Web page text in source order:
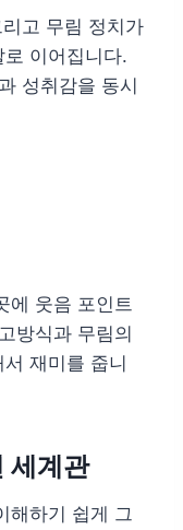
고 무림 정치가
이어집니다.
성취감을 동시
에 웃음 포인트
방식과 무림의
재미를 줍니
세계관
해하기 쉽게 그